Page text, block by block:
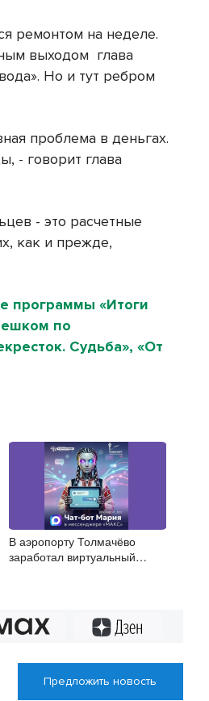
ремонтом на неделе.
выходом глава
Но и тут ребром
проблема в деньгах.
- говорит глава
- это расчетные
как и прежде,
программы «Итоги
по
Судьба», «От
В аэропорту Толмачёво
заработал виртуальный
Предложить новость